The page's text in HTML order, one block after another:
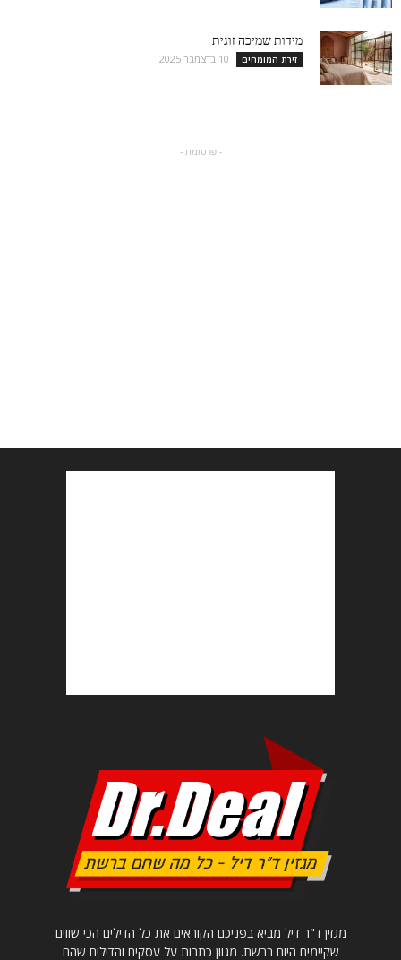
מידות שמיכה זוגית
זירת המומחים 10 בדצמבר 2025
- פרסומת -
מגזין ד"ר דיל מביא בפניכם הקוראים את כל הדילים הכי שווים
שקיימים היום ברשת. מגוון כתבות על עסקים והדילים שהם